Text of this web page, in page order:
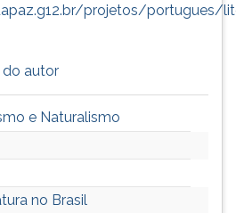
projetos/portugues/
do autor
e Naturalismo
no Brasil